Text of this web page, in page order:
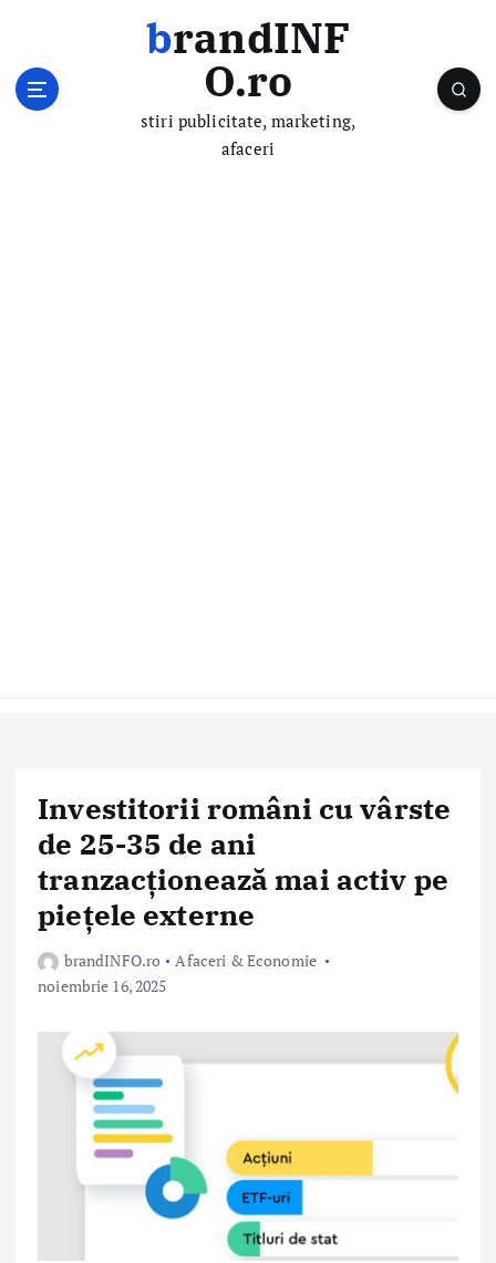
brandINF
O.ro
stiri publicitate, marketing,
afaceri
Investitorii români cu vârste
de 25-35 de ani
tranzacționează mai activ pe
piețele externe
brandINFO.ro
Afaceri & Economie
noiembrie 16, 2025